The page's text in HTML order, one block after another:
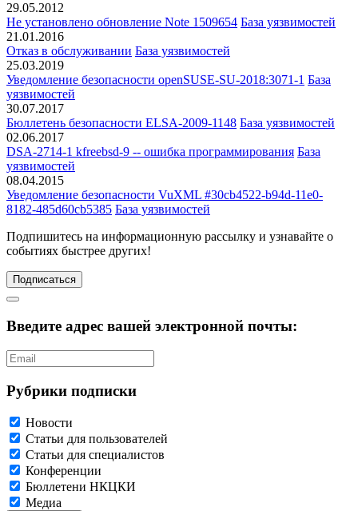
29.05.2012
Не установлено обновление Note 1509654 База уязвимостей
21.01.2016
Отказ в обслуживании База уязвимостей
25.03.2019
Уведомление безопасности openSUSE-SU-2018:3071-1 База
уязвимостей
30.07.2017
Бюллетень безопасности ELSA-2009-1148 База уязвимостей
02.06.2017
DSA-2714-1 kfreebsd-9 -- ошибка программирования База
уязвимостей
08.04.2015
Уведомление безопасности VuXML #30cb4522-b94d-11e0-
8182-485d60cb5385 База уязвимостей
Подпишитесь на информационную рассылку и узнавайте о
событиях быстрее других!
Подписаться
Введите адрес вашей электронной почты:
Рубрики подписки
Новости
Статьи для пользователей
Статьи для специалистов
Конференции
Бюллетени НКЦКИ
Медиа